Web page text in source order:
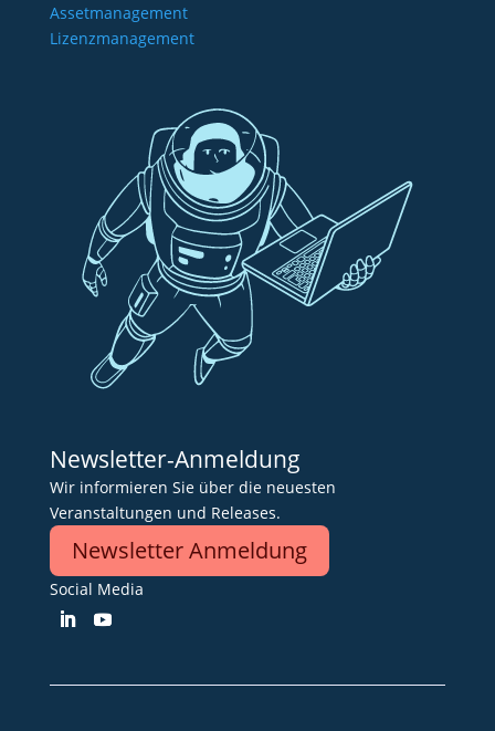
Assetmanagement
Lizenzmanagement
Newsletter-Anmeldung
Wir informieren Sie über die neuesten
Veranstaltungen und Releases.
Newsletter Anmeldung
Social Media